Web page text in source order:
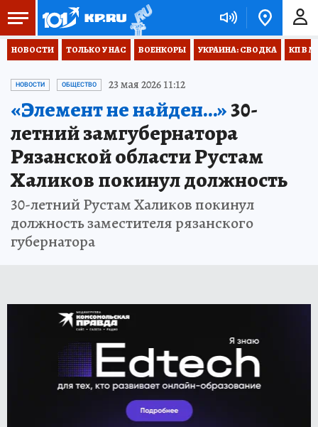
НОВОСТИ ТОЛЬКО У НАС ВОЕНКОРЫ УКРАИНА: СВОДКА КП В
НОВОСТИ ОБЩЕСТВО 23 мая 2026 11:12
«Элемент не найден…»30-
летний замгубернатора
Рязанской области Рустам
Халиков покинул должность
30-летний Рустам Халиков покинул
должность заместителя рязанского
губернатора